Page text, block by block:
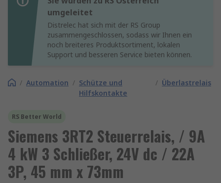
umgeleitet
Distrelec hat sich mit der RS Group
zusammengeschlossen, sodass wir Ihnen ein
noch breiteres Produktsortiment, lokalen
Support und besseren Service bieten können.
/ Automation / Schütze und
Hilfskontakte
/ Überlastrelais
RS Better World
Siemens 3RT2 Steuerrelais, / 9A
4 kW 3 Schließer, 24V dc / 22A
3P, 45 mm x 73mm